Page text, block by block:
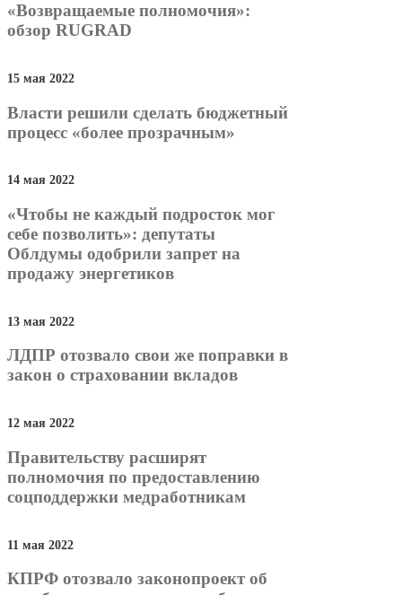
«Возвращаемые полномочия»:
обзор RUGRAD
15 мая 2022
Власти решили сделать бюджетный
процесс «более прозрачным»
14 мая 2022
«Чтобы не каждый подросток мог
себе позволить»: депутаты
Облдумы одобрили запрет на
продажу энергетиков
13 мая 2022
ЛДПР отозвало свои же поправки в
закон о страховании вкладов
12 мая 2022
Правительству расширят
полномочия по предоставлению
соцподдержки медработникам
11 мая 2022
КПРФ отозвало законопроект об